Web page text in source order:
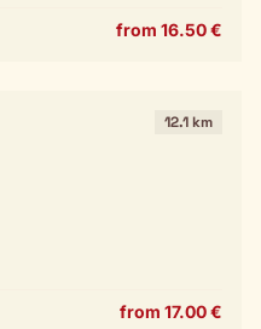
from 16.50 €
12.1 km
from 17.00 €